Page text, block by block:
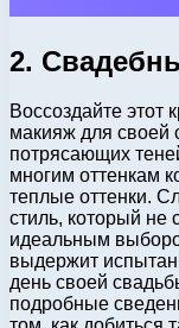
2.
Воссоздайте этот
макияж для своей
потрясающих
многим оттенкам
теплые оттенки.
стиль, который не
идеальным
выдержит
день своей
подробные